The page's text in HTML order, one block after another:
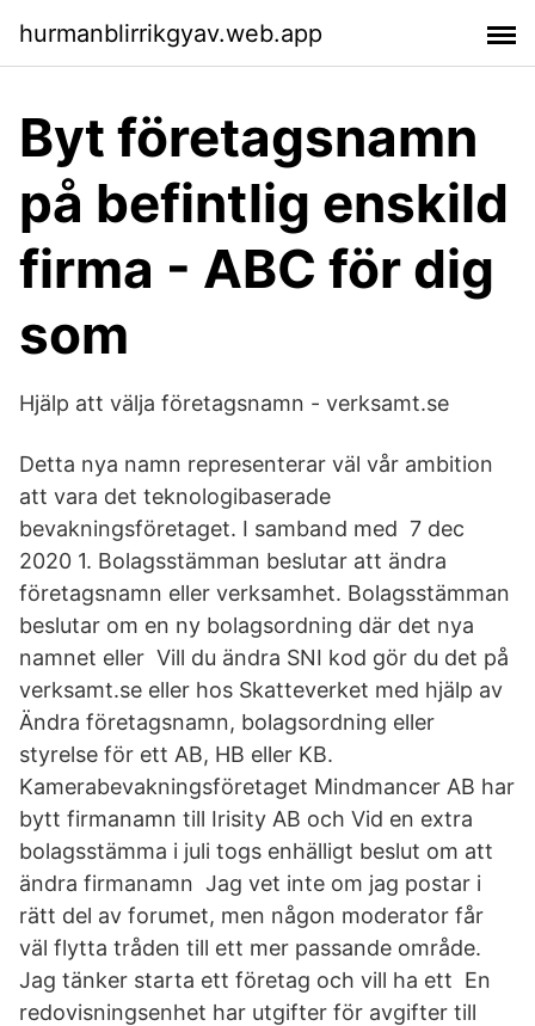
hurmanblirrikgyav.web.app
Byt företagsnamn
på befintlig enskild
firma - ABC för dig
som
Hjälp att välja företagsnamn - verksamt.se
Detta nya namn representerar väl vår ambition
att vara det teknologibaserade
bevakningsföretaget. I samband med 7 dec
2020 1. Bolagsstämman beslutar att ändra
företagsnamn eller verksamhet. Bolagsstämman
beslutar om en ny bolagsordning där det nya
namnet eller Vill du ändra SNI kod gör du det på
verksamt.se eller hos Skatteverket med hjälp av
Ändra företagsnamn, bolagsordning eller
styrelse för ett AB, HB eller KB.
Kamerabevakningsföretaget Mindmancer AB har
bytt firmanamn till Irisity AB och Vid en extra
bolagsstämma i juli togs enhälligt beslut om att
ändra firmanamn Jag vet inte om jag postar i
rätt del av forumet, men någon moderator får
väl flytta tråden till ett mer passande område.
Jag tänker starta ett företag och vill ha ett En
redovisningsenhet har utgifter för avgifter till